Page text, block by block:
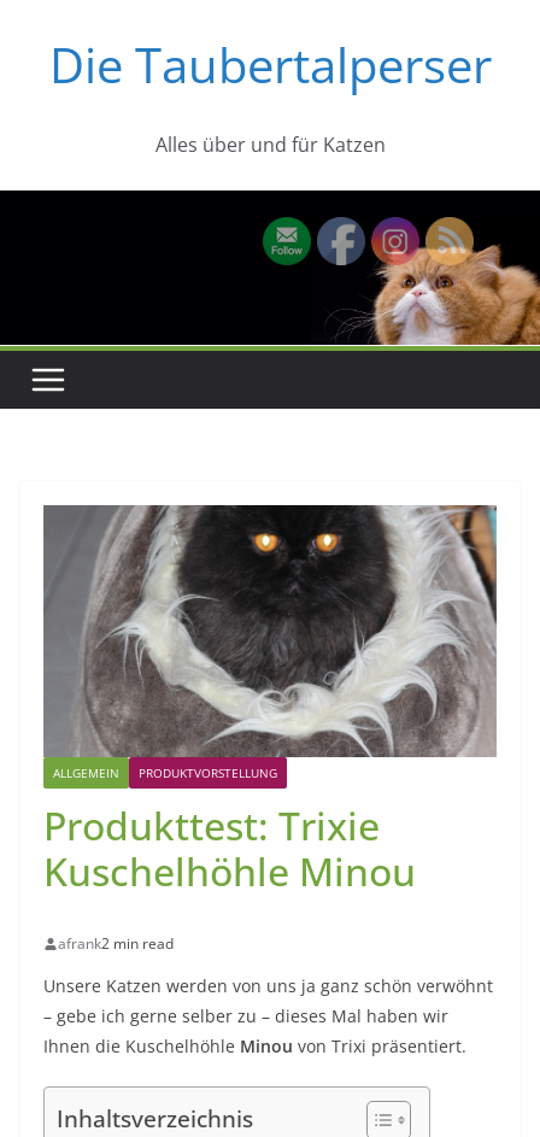
springenDie Taubertalperser
Alles über und für Katzen
ALLGEMEIN PRODUKTVORSTELLUNG
Produkttest: Trixie
Kuschelhöhle Minou
afrank2 min read
Unsere Katzen werden von uns ja ganz schön verwöhnt
– gebe ich gerne selber zu – dieses Mal haben wir
Ihnen die Kuschelhöhle Minou von Trixi präsentiert.
Inhaltsverzeichnis